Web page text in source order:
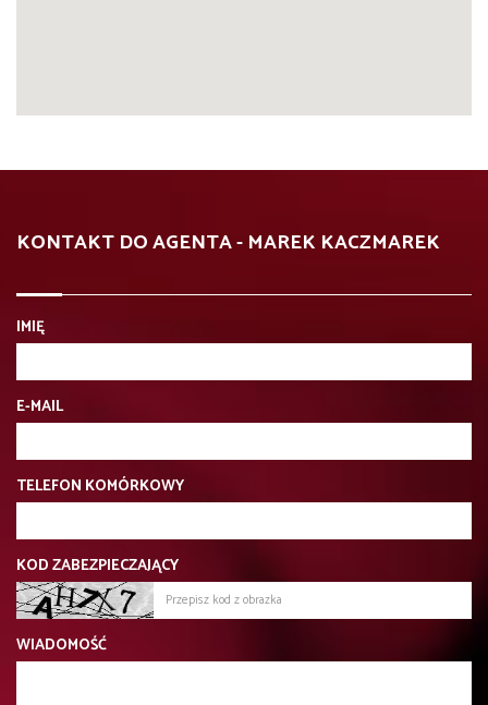
KONTAKT DO AGENTA - MAREK KACZMAREK
IMIĘ
E-MAIL
TELEFON KOMÓRKOWY
KOD ZABEZPIECZAJĄCY
WIADOMOŚĆ